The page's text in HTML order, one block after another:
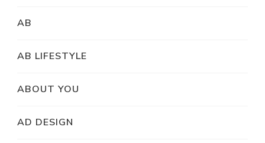
AB
AB LIFESTYLE
ABOUT YOU
AD DESIGN